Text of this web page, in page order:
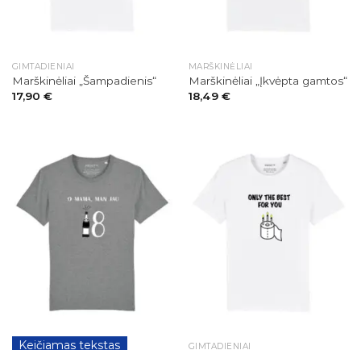
GIMTADIENIAI
Marškinėliai „Šampadienis“
17,90 €
MARŠKINĖLIAI
Marškinėliai „Įkvėpta gamtos“
18,49 €
GIMTADIENIAI
Keičiamas tekstas GIMTADIENIAI